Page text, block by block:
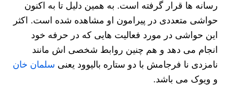
رسانه‌ ها قرار گرفته است. به همین دلیل تا به اکنون
حواشی متعددی در پیرامون او مشاهده شده است. اکثر
این حواشی در مورد فعالیت هایی که در حرفه خود
انجام می‌ دهد و هم چنین روابط شخصی اش مانند
نامزدی نا فرجامش با دو ستاره بالیوود یعنی سلمان خان
و ویوک می باشد.